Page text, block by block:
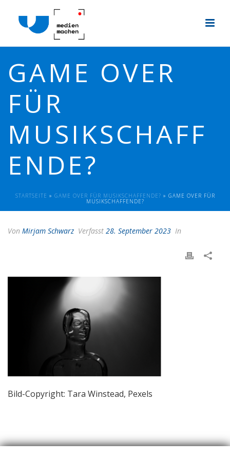
GAME OVER
FÜR
MUSIKSCHAFF
ENDE?
STARTSEITE » GAME OVER FÜR MUSIKSCHAFFENDE? » GAME OVER FÜR
MUSIKSCHAFFENDE?
Von Mirjam Schwarz Verfasst 28. September 2023 In
Bild-Copyright: Tara Winstead, Pexels